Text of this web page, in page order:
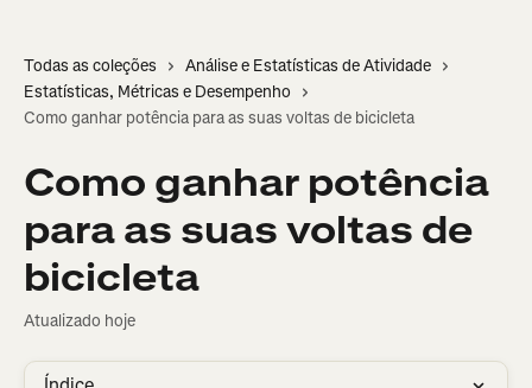
Todas as coleções
Análise e Estatísticas de Atividade
Estatísticas, Métricas e Desempenho
Como ganhar potência para as suas voltas de bicicleta
Como ganhar potência
para as suas voltas de
bicicleta
Atualizado hoje